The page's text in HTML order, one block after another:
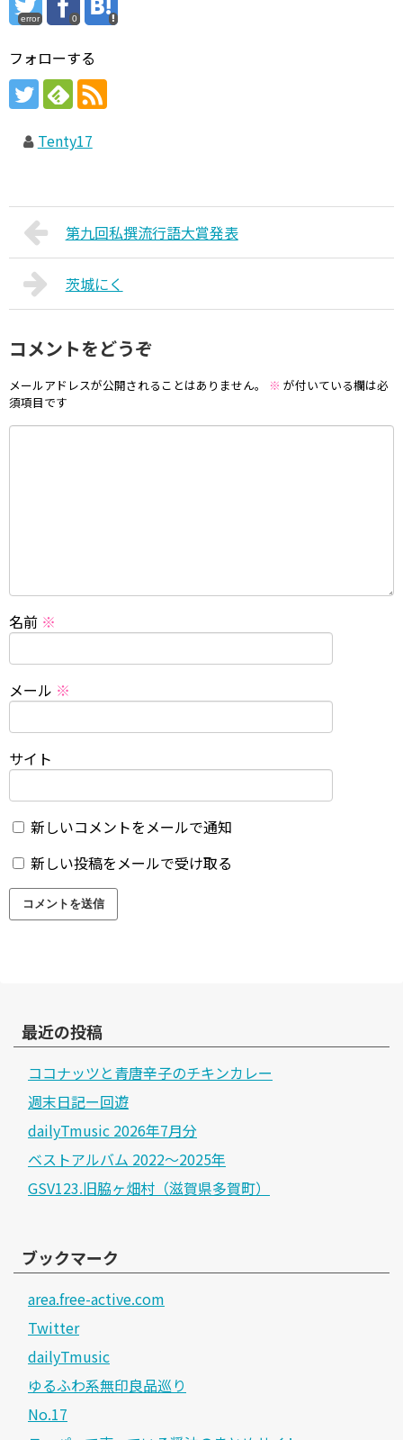
error 0
フォローする
Tenty17
第九回私撰流行語大賞発表
茨城にく
コメントをどうぞ
メールアドレスが公開されることはありません。 ※ が付いている欄は必
須項目です
名前 ※
メール ※
サイト
新しいコメントをメールで通知
新しい投稿をメールで受け取る
最近の投稿
ココナッツと青唐辛子のチキンカレー
週末日記ー回遊
dailyTmusic 2026年7月分
ベストアルバム 2022～2025年
GSV123.旧脇ヶ畑村（滋賀県多賀町）
ブックマーク
area.free-active.com
Twitter
dailyTmusic
ゆるふわ系無印良品巡り
No.17